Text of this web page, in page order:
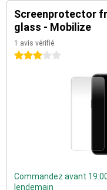
Screenprotector
glass - Mobilize
1 avis vérifié
3 étoiles
Commandez avant
lendemain